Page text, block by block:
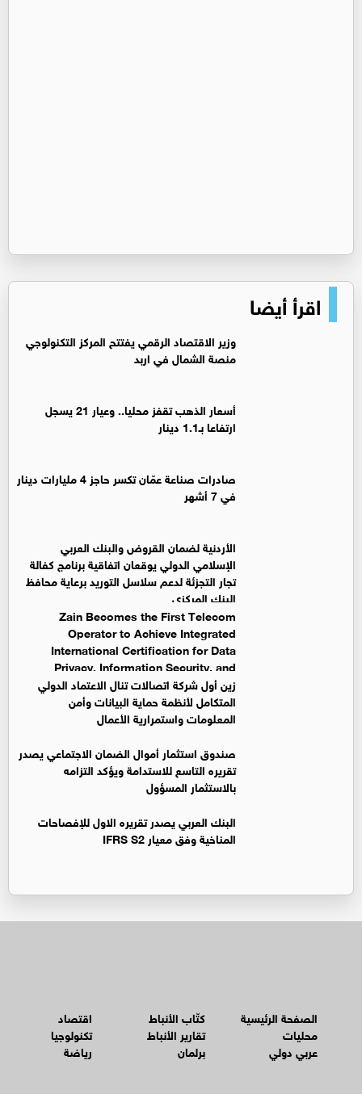
اقرأ أيضا
وزير الاقتصاد الرقمي يفتتح المركز التكنولوجي
منصة الشمال في اربد
أسعار الذهب تقفز محليا.. وعيار 21 يسجل
ارتفاعا بـ1.1 دينار
صادرات صناعة عمّان تكسر حاجز 4 مليارات دينار
في 7 أشهر
الأردنية لضمان القروض والبنك العربي
الإسلامي الدولي يوقعان اتفاقية برنامج كفالة
تجار التجزئة لدعم سلاسل التوريد برعاية محافظ
البنك المركزي
Zain Becomes the First Telecom
Operator to Achieve Integrated
International Certification for Data
Privacy, Information Security, and
Business Continuity Management Systems
زين أول شركة اتصالات تنال الاعتماد الدولي
المتكامل لأنظمة حماية البيانات وأمن
المعلومات واستمرارية الأعمال
صندوق استثمار أموال الضمان الاجتماعي يصدر
تقريره التاسع للاستدامة ويؤكد التزامه
بالاستثمار المسؤول
البنك العربي يصدر تقريره الاول للإفصاحات
المناخية وفق معيار IFRS S2
الصفحة الرئيسية
محليات
عربي دولي
كتّاب الأنباط
تقارير الأنباط
برلمان
اقتصاد
تكنولوجيا
رياضة